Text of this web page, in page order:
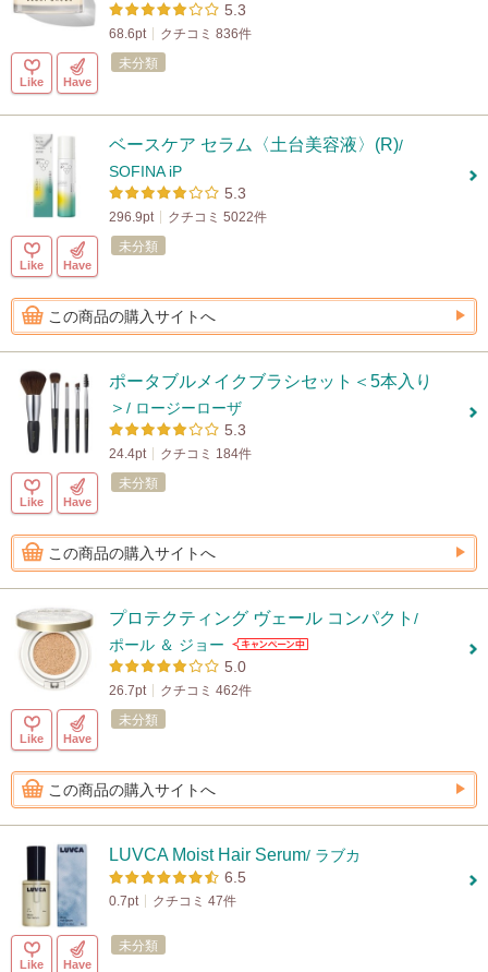
5.3
68.6pt クチコミ 836件
Like Have
未分類
ベースケア セラム〈土台美容液〉(R)/
SOFINA iP
5.3
296.9pt クチコミ 5022件
Like Have
未分類
この商品の購入サイトへ
ポータブルメイクブラシセット＜5本入り
＞ / ロージーローザ
5.3
24.4pt クチコミ 184件
Like Have
未分類
この商品の購入サイトへ
プロテクティング ヴェール コンパクト /
ポール ＆ ジョー
5.0
26.7pt クチコミ 462件
Like Have
未分類
この商品の購入サイトへ
LUVCA Moist Hair Serum/ ラブカ
6.5
0.7pt クチコミ 47件
Like Have
未分類